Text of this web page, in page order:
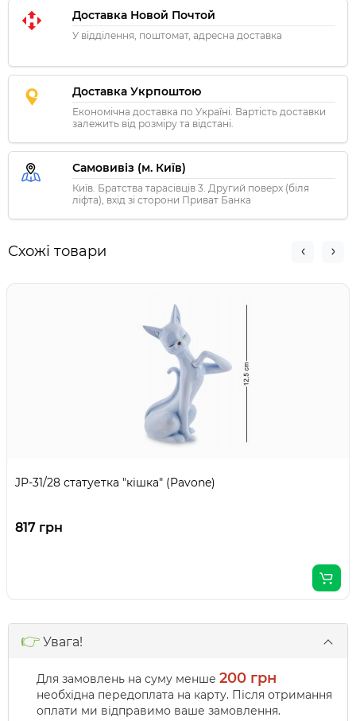
Доставка Новой Почтой
У відділення, поштомат, адресна доставка
Доставка Укрпоштою
Економічна доставка по Україні. Вартість доставки
залежить від розміру та відстані.
Самовивіз (м. Київ)
Київ. Братства тарасівців 3. Другий поверх (біля
ліфта), вхід зі сторони Приват Банка
Схожі товари
JP-31/28 статуетка "кішка" (Pavone)
817 грн
👉 Увага!
Для замовлень на суму менше 200 грн
необхідна передоплата на карту. Після отримання
оплати ми відправимо ваше замовлення.